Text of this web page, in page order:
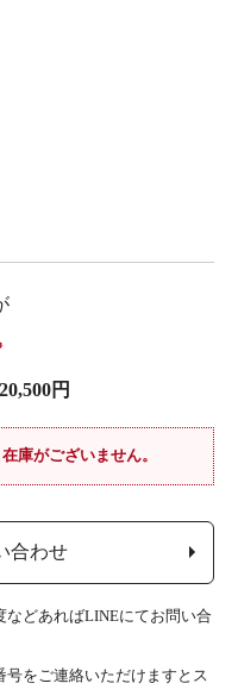
円
庫がございません。
合わせ
どあればLINEにてお問い合
をご連絡いただけますとス